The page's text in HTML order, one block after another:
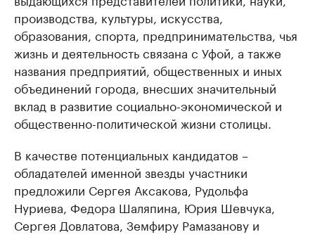
производства, культуры, искусства,
образования, спорта, предпринимательства, чья
жизнь и деятельность связана с Уфой, а также
названия предприятий, общественных и иных
объединений города, внесших значительный
вклад в развитие социально-экономической и
общественно-политической жизни столицы.
В качестве потенциальных кандидатов –
обладателей именной звезды участники
предложили Сергея Аксакова, Рудольфа
Нуриева, Федора Шаляпина, Юрия Шевчука,
Сергея Довлатова, Земфиру Рамазанову и